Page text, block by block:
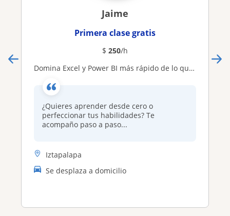
Jaime
Primera clase gratis
$ 250/h
Domina Excel y Power BI más rápido de lo que imaginas: automatiza reportes, crea dashboards profesionales y eleva tu productividad desde la primera clase
¿Quieres aprender desde cero o
perfeccionar tus habilidades? Te
acompaño paso a paso...
Iztapalapa
Se desplaza a domicilio